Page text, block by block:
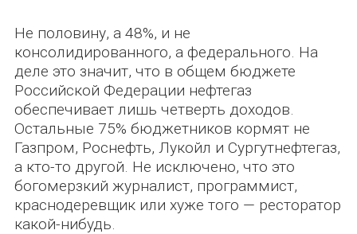
Не половину, а 48%, и не
консолидированного, а федерального. На
деле это значит, что в общем бюджете
Российской Федерации нефтегаз
обеспечивает лишь четверть доходов.
Остальные 75% бюджетников кормят не
Газпром, Роснефть, Лукойл и Сургутнефтегаз,
а кто-то другой. Не исключено, что это
богомерзкий журналист, программист,
краснодеревщик или хуже того — ресторатор
какой-нибудь.